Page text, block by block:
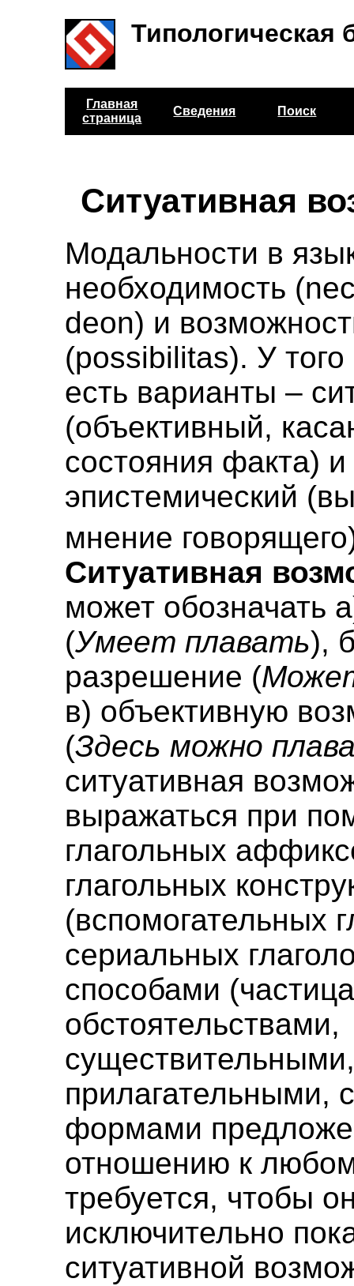
Типологическая
Главная
страница
Сведения Поиск
Ситуативная
Модальности в
необходимость
deon) и
(possibilitas). У того
есть варианты –
(объективный,
состояния факта) и
эпистемический
мнение
Ситуативная
может обозначать
(Умеет плавать),
разрешение (
в) объективную
(Здесь можно
ситуативная
выражаться при
глагольных
глагольных
(вспомогательных
сериальных
способами
обстоятельствами,
прилагательными,
формами
отношению к
требуется, чтобы
исключительно
ситуативной